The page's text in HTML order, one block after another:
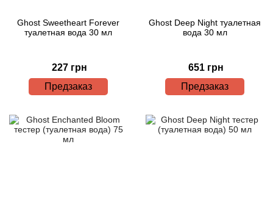
Ghost Sweetheart Forever
туалетная вода 30 мл
227 грн
Предзаказ
Ghost Deep Night туалетная
вода 30 мл
651 грн
Предзаказ